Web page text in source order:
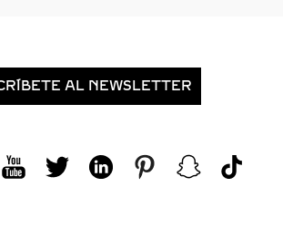
AL NEWSLETTER